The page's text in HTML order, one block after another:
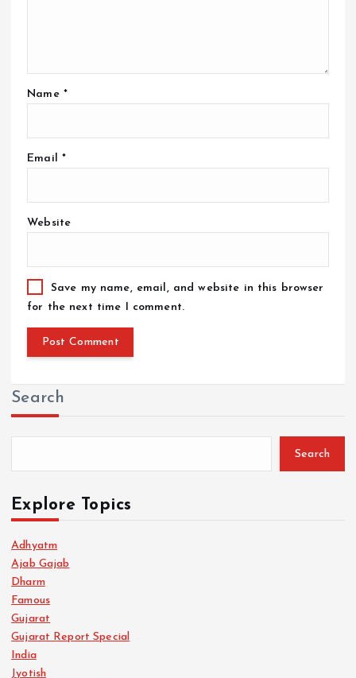
Name *
Email *
Website
Save my name, email, and website in this browser
for the next time I comment.
Search
Search
Explore Topics
Adhyatm
Ajab Gajab
Dharm
Famous
Gujarat
Gujarat Report Special
India
Jyotish